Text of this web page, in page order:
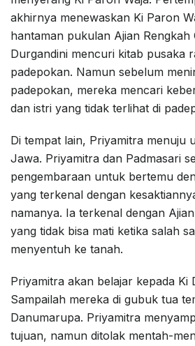
akhirnya menewaskan Ki Paron
hantaman pukulan Ajian Rengkah
Durgandini mencuri kitab pusaka
padepokan. Namun sebelum
padepokan, mereka mencari
dan istri yang tidak terlihat di
Di tempat lain, Priyamitra menuju
Jawa. Priyamitra dan Padmasari
pengembaraan untuk bertemu
yang terkenal dengan
namanya. Ia terkenal dengan
yang tidak bisa mati ketika salah
menyentuh ke tanah.
Priyamitra akan belajar kepada Ki
Sampailah mereka di gubuk tua
Danumarupa. Priyamitra
tujuan, namun ditolak mentah-